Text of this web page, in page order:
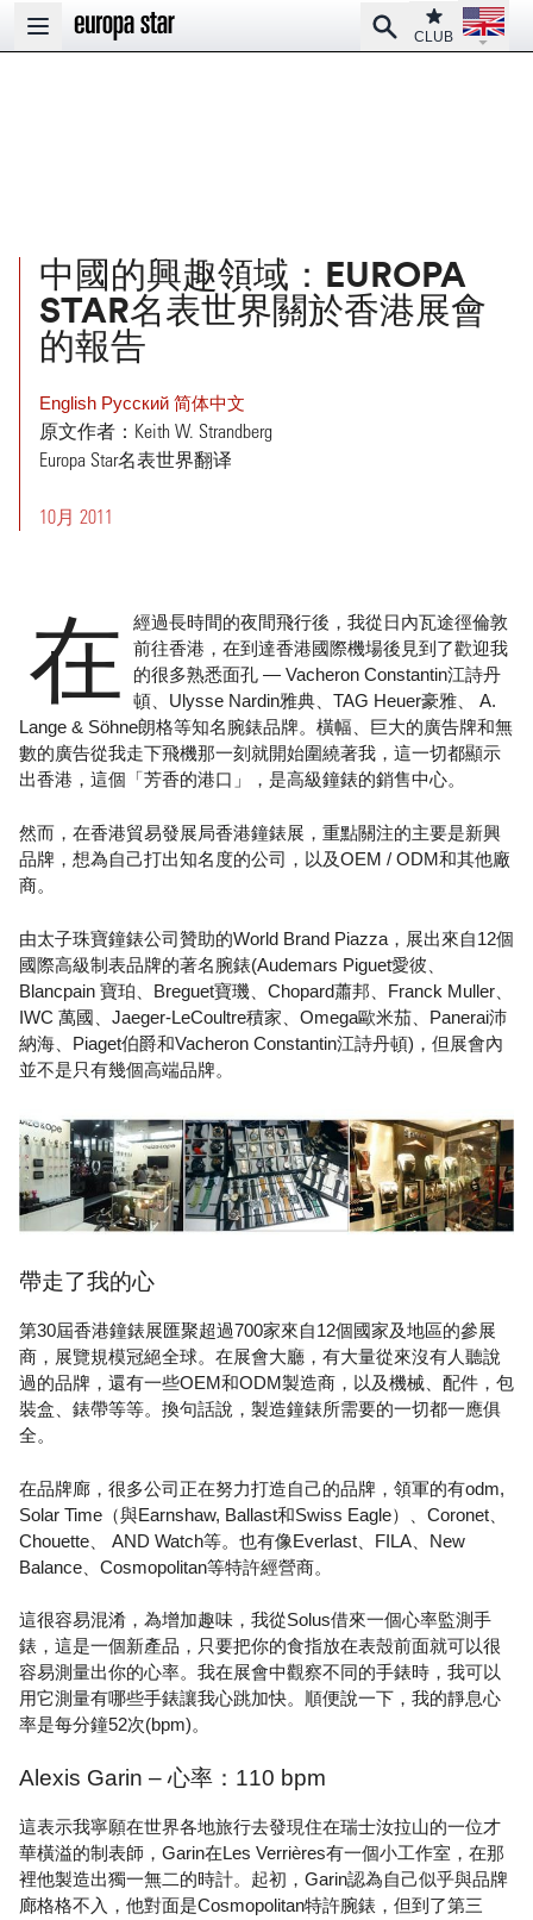
Open main menu
SearchClub
CLUB
Open
中國的興趣領域：EUROPA
STAR名表世界關於香港展會
的報告
English Pусский 简体中文
原文作者：Keith W. Strandberg
Europa Star名表世界翻译
10月 2011
在
經過長時間的夜間飛行後，我從日內瓦途徑倫敦
前往香港，在到達香港國際機場後見到了歡迎我
的很多熟悉面孔 — Vacheron Constantin江詩丹
頓、Ulysse Nardin雅典、TAG Heuer豪雅、 A.
Lange & Söhne朗格等知名腕錶品牌。橫幅、巨大的廣告牌和無
數的廣告從我走下飛機那一刻就開始圍繞著我，這一切都顯示
出香港，這個「芳香的港口」，是高級鐘錶的銷售中心。
然而，在香港貿易發展局香港鐘錶展，重點關注的主要是新興
品牌，想為自己打出知名度的公司，以及OEM / ODM和其他廠
商。
由太子珠寶鐘錶公司贊助的World Brand Piazza，展出來自12個
國際高級制表品牌的著名腕錶(Audemars Piguet愛彼、
Blancpain 寶珀、Breguet寶璣、Chopard蕭邦、Franck Muller、
IWC 萬國、Jaeger-LeCoultre積家、Omega歐米茄、Panerai沛
納海、Piaget伯爵和Vacheron Constantin江詩丹頓)，但展會內
並不是只有幾個高端品牌。
帶走了我的心
第30屆香港鐘錶展匯聚超過700家來自12個國家及地區的參展
商，展覽規模冠絕全球。在展會大廳，有大量從來沒有人聽說
過的品牌，還有一些OEM和ODM製造商，以及機械、配件，包
裝盒、錶帶等等。換句話說，製造鐘錶所需要的一切都一應俱
全。
在品牌廊，很多公司正在努力打造自己的品牌，領軍的有odm,
Solar Time（與Earnshaw, Ballast和Swiss Eagle）、Coronet、
Chouette、 AND Watch等。也有像Everlast、FILA、New
Balance、Cosmopolitan等特許經營商。
這很容易混淆，為增加趣味，我從Solus借來一個心率監測手
錶，這是一個新產品，只要把你的食指放在表殼前面就可以很
容易測量出你的心率。我在展會中觀察不同的手錶時，我可以
用它測量有哪些手錶讓我心跳加快。順便說一下，我的靜息心
率是每分鐘52次(bpm)。
Alexis Garin – 心率：110 bpm
這表示我寧願在世界各地旅行去發現住在瑞士汝拉山的一位才
華橫溢的制表師，Garin在Les Verrières有一個小工作室，在那
裡他製造出獨一無二的時計。起初，Garin認為自己似乎與品牌
廊格格不入，他對面是Cosmopolitan特許腕錶，但到了第三